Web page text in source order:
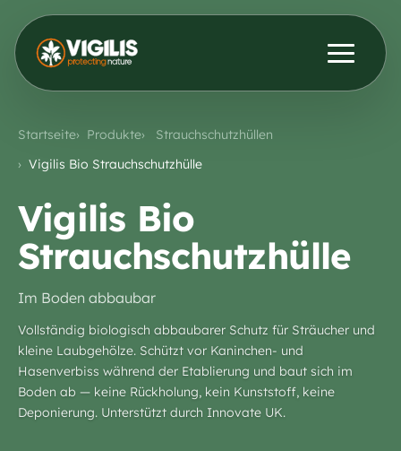
Aktuelles & Einblicke
Händler
Kontakt aufnehmen
Startseite Produkte
Strauchschutzhüllen
Vigilis Bio Strauchschutzhülle
Vigilis Bio
Strauchschutzhülle
Im Boden abbaubar
Vollständig biologisch abbaubarer Schutz für Sträucher und
kleine Laubgehölze. Schützt vor Kaninchen- und
Hasenverbiss während der Etablierung und baut sich im
Boden ab — keine Rückholung, kein Kunststoff, keine
Deponierung. Unterstützt durch Innovate UK.